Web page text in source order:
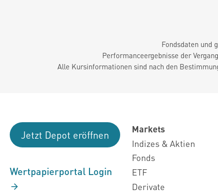
Fondsdaten und
Performanceergebnisse der
Alle Kursinformationen sind nach den
Jetzt Depot eröffnen
Wertpapierportal Login
Markets
Indizes & Aktien
Fonds
ETF
Derivate